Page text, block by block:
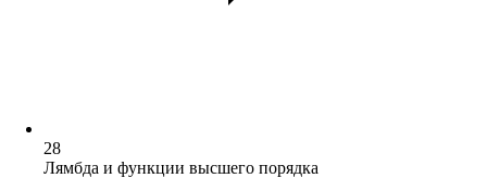
28
Лямбда и функции высшего порядка